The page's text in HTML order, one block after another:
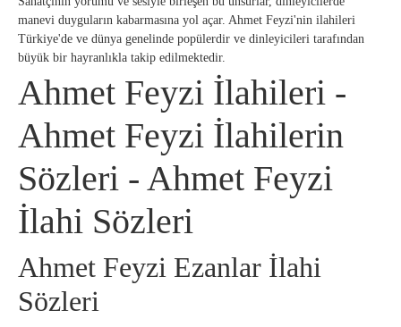
manevi duyguların kabarmasına yol açar. Ahmet Feyzi'nin ilahileri
Türkiye'de ve dünya genelinde popülerdir ve dinleyicileri tarafından
büyük bir hayranlıkla takip edilmektedir.
Ahmet Feyzi İlahileri -
Ahmet Feyzi İlahilerin
Sözleri - Ahmet Feyzi
İlahi Sözleri
Ahmet Feyzi Ezanlar İlahi
Sözleri